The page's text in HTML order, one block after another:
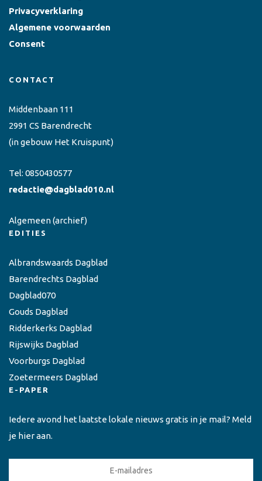
Privacyverklaring
Algemene voorwaarden
Consent
CONTACT
Middenbaan 111
2991 CS Barendrecht
(in gebouw Het Kruispunt)
Tel: 0850430577
redactie@dagblad010.nl
Algemeen(archief)
EDITIES
Albrandswaards Dagblad
Barendrechts Dagblad
Dagblad070
Gouds Dagblad
Ridderkerks Dagblad
Rijswijks Dagblad
Voorburgs Dagblad
Zoetermeers Dagblad
E-PAPER
Iedere avond het laatste lokale nieuws gratis in je mail? Meld
je hier aan.